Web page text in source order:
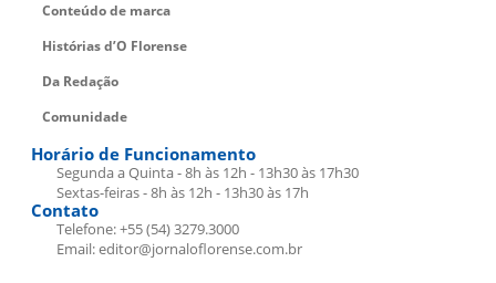
Conteúdo de marca
Histórias d’O Florense
Da Redação
Comunidade
Horário de Funcionamento
Segunda a Quinta - 8h às 12h - 13h30 às 17h30
Sextas-feiras - 8h às 12h - 13h30 às 17h
Contato
Telefone: +55 (54) 3279.3000
Email: editor@jornaloflorense.com.br